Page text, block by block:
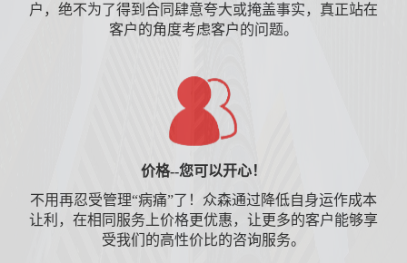
户，绝不为了得到合同肆意夸大或掩盖事实，真正站在
客户的角度考虑客户的问题。
价格--您可以开心！
不用再忍受管理“病痛”了！众森通过降低自身运作成本
让利，在相同服务上价格更优惠，让更多的客户能够享
受我们的高性价比的咨询服务。